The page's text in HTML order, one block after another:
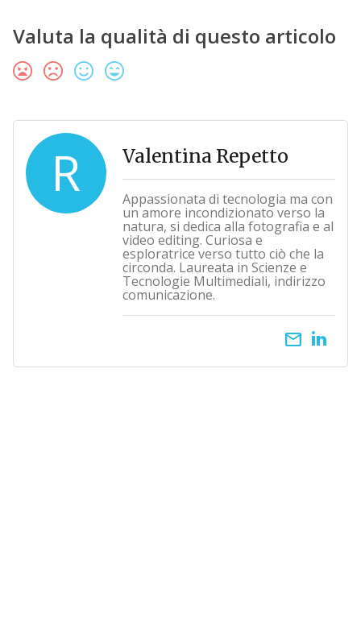
Valuta la qualità di questo articolo
R Valentina Repetto
Appassionata di tecnologia ma con
un amore incondizionato verso la
natura, si dedica alla fotografia e al
video editing. Curiosa e
esploratrice verso tutto ciò che la
circonda. Laureata in Scienze e
Tecnologie Multimediali, indirizzo
comunicazione.
email